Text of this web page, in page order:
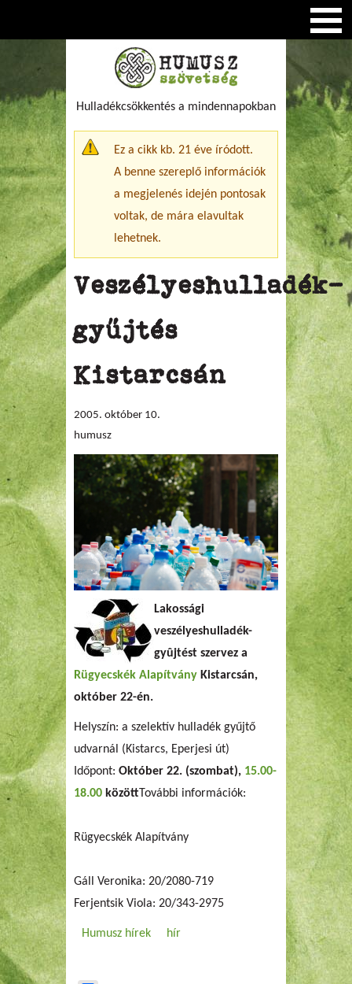
Hulladékcsökkentés a mindennapokban
Figyelmeztető üzenet
Ez a cikk kb. 21 éve íródott.
A benne szereplő információk
a megjelenés idején pontosak
voltak, de mára elavultak
lehetnek.
Veszélyeshulladék-
gyűjtés
Kistarcsán
2005. október 10.
humusz
Lakossági
veszélyeshulladék-
gyûjtést szervez a
Rügyecskék Alapítvány Kistarcsán,
október 22-én.
Helyszín: a szelektív hulladék gyűjtő
udvarnál (Kistarcs, Eperjesi út)
Időpont: Október 22. (szombat), 15.00-
18.00 közöttTovábbi információk:
Rügyecskék Alapítvány
Gáll Veronika: 20/2080-719
Ferjentsik Viola: 20/343-2975
Humusz hírek hír